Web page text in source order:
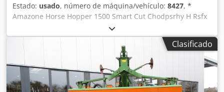
Estado: usado, número de máquina/vehículo: 8427, *
Amazone Horse Hopper 1500 Smart Cut Chodpsrhy H Rsfx
Ag Aoa * Ancho de trabajo 1,50 m * Capacidad de tolva de
recogida 1.500 l * Enganche de 3 puntos para tractor *
Cuchillas de ala H60 * Rodillos de apoyo * Dispositivo de
triturado (mulching) * Toma de fuerza con rueda libre *
Tolva de recogida con vaciado hidráulico del suelo *
Velocidad de rotación 2.650 rpm * Indicador de nivel de
llenado -----Número interno de vehículo: 8427 ¡Soporte por
Clasificado